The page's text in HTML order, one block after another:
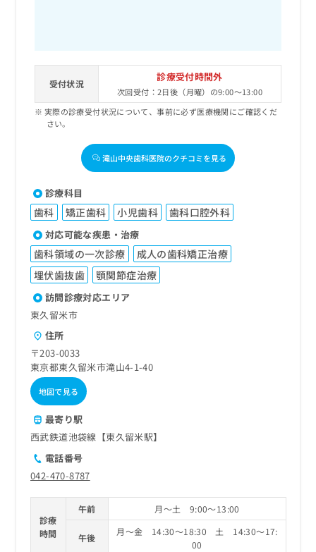
受付状況
診療受付時間外
次回受付：2日後（月曜）の9:00～13:00
実際の診療受付状況について、事前に必ず医療機関にご確認くだ
さい。
滝山中央歯科医院のクチコミを見る
診療科目
歯科 矯正歯科 小児歯科 歯科口腔外科
対応可能な疾患・治療
歯科領域の一次診療
成人の歯科矯正治療
埋伏歯抜歯
顎関節症治療
訪問診療対応エリア
東久留米市
住所
〒203-0033
東京都東久留米市滝山4-1-40
地図で見る
最寄り駅
西武鉄道池袋線【東久留米駅】
電話番号
042-470-8787
診療
時間
午前 月～土 9:00～13:00
午後
月～金 14:30～18:30 土 14:30～17:
00